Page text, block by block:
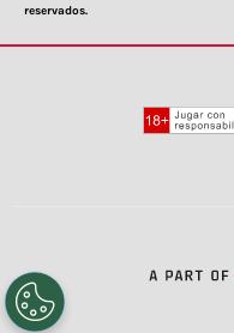
reservados.